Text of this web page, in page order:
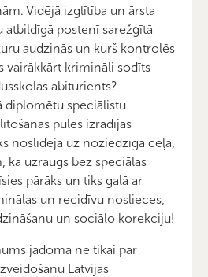
Vidējā izglītība un ārsta
atbildīgā postenī sarežģītā
audzinās un kurš kontrolēs
vairākkārt krimināli sodīts
abiturients?
diplomētu speciālistu
pūles izrādījās
noslīdēja uz noziedzīga ceļa,
ka uzraugs bez speciālas
pārāks un tiks galā ar
un recidīvu noslieces,
un sociālo korekciju!
jādomā ne tikai par
Latvijas